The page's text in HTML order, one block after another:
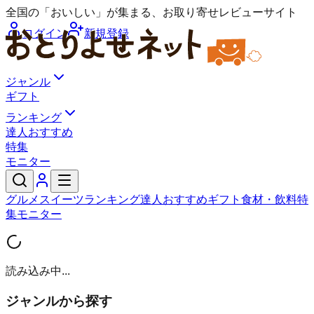
全国の「おいしい」が集まる、お取り寄せレビューサイト
ログイン
新規登録
ジャンル
ギフト
ランキング
達人おすすめ
特集
モニター
グルメ スイーツランキング達人おすすめギフト 食材・飲料特
集モニター
読み込み中...
ジャンルから探す